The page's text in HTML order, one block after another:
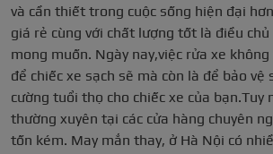
và cần thiết trong cuộc sống hiện đại
giá rẻ cùng với chất lượng tốt là điều
mong muốn. Ngày nay,việc rửa xe
để chiếc xe sạch sẽ mà còn là để bảo vệ
cường tuổi thọ cho chiếc xe của bạn.Tuy
thường xuyên tại các cửa hàng chuyên
tốn kém. May mắn thay, ở Hà Nội có